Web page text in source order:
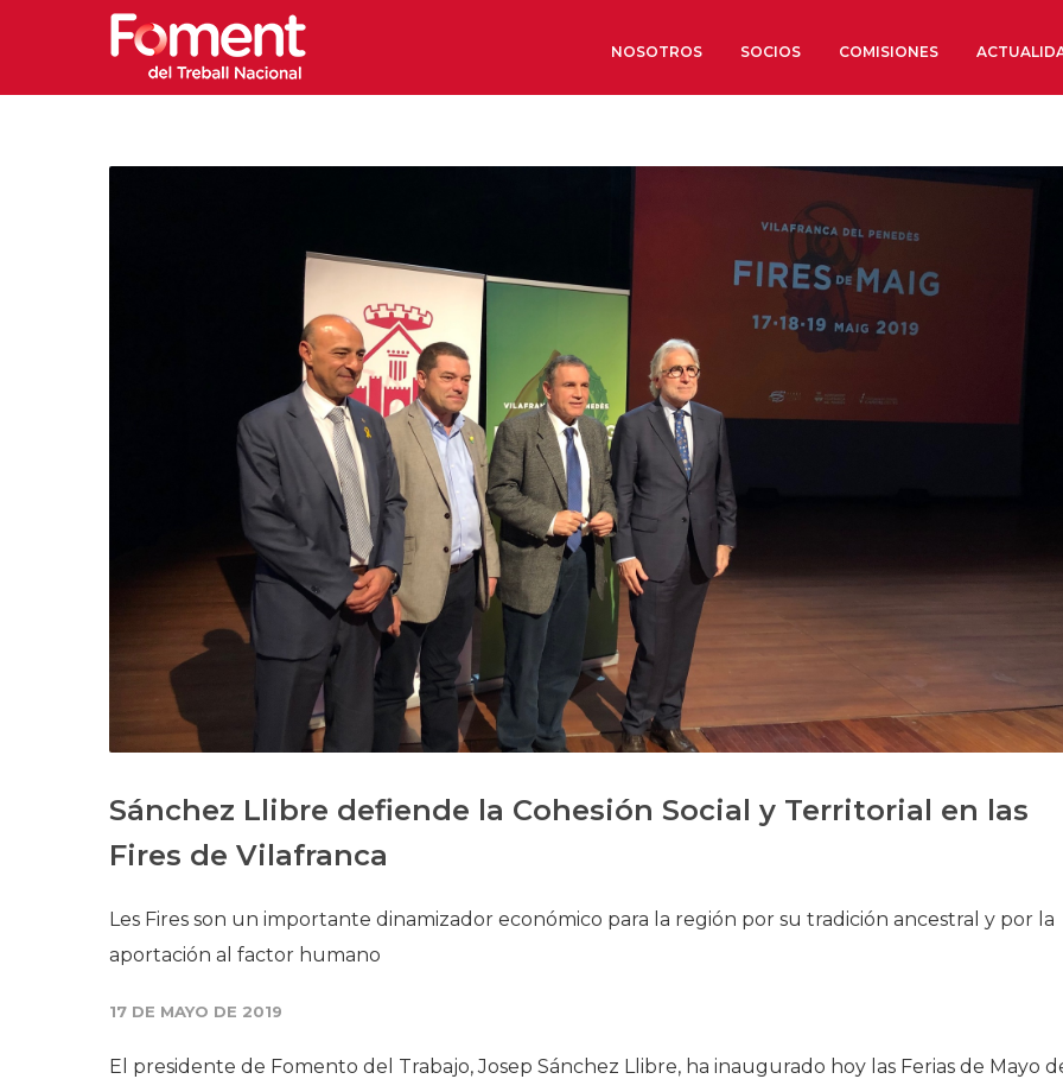
NOSOTROS
Órganos Consultivos
Estructura Ejecutiva
Económicos y Sociales
SOCIOS COMISIONES
Sánchez Llibre defiende la Cohesión Social y Territorial en las
Fires de Vilafranca
Les Fires son un importante dinamizador económico para la región por su tradición ancestral y por la
aportación al factor humano
17 DE MAYO DE 2019
El presidente de Fomento del Trabajo, Josep Sánchez Llibre, ha inaugurado hoy las Ferias de Mayo